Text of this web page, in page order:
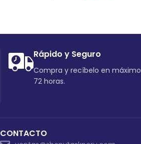
Rápido y Seguro
Compra y recíbelo en máximo
72 horas.
CONTACTO